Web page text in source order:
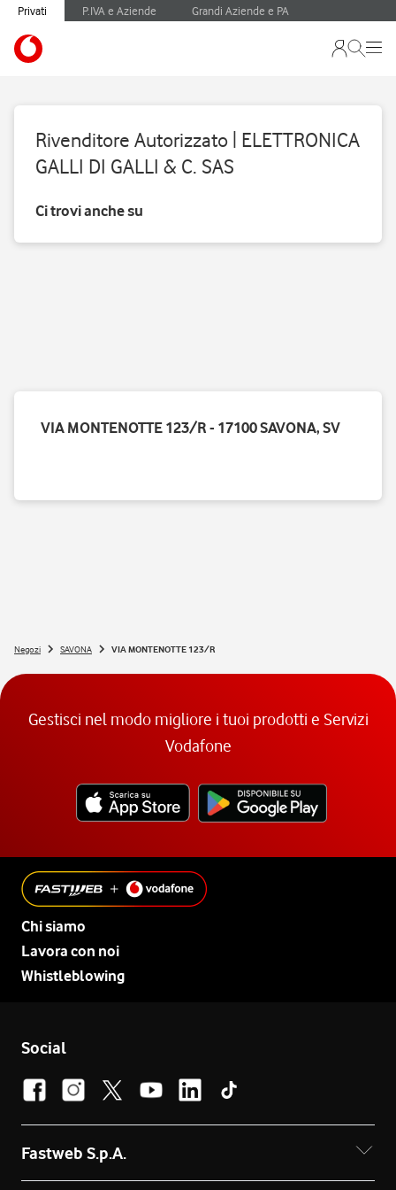
Privati P.IVA e Aziende Grandi Aziende e PA
Rivenditore Autorizzato | ELETTRONICA
GALLI DI GALLI & C. SAS
Ci trovi anche su
VIA MONTENOTTE 123/R - 17100 SAVONA, SV
Negozi SAVONA VIA MONTENOTTE 123/R
Gestisci nel modo migliore i tuoi prodotti e Servizi
Vodafone
Chi siamo
Lavora con noi
Whistleblowing
Social
Fastweb S.p.A.